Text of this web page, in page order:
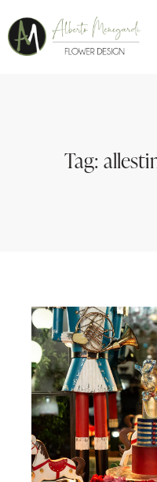
Tag: